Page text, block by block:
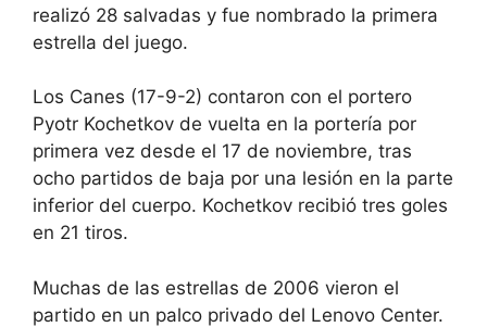
realizó 28 salvadas y fue nombrado la primera
estrella del juego.
Los Canes (17-9-2) contaron con el portero
Pyotr Kochetkov de vuelta en la portería por
primera vez desde el 17 de noviembre, tras
ocho partidos de baja por una lesión en la parte
inferior del cuerpo. Kochetkov recibió tres goles
en 21 tiros.
Muchas de las estrellas de 2006 vieron el
partido en un palco privado del Lenovo Center.